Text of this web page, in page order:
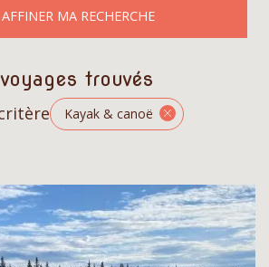
AFFINER MA RECHERCHE
trouvés
Kayak & canoë